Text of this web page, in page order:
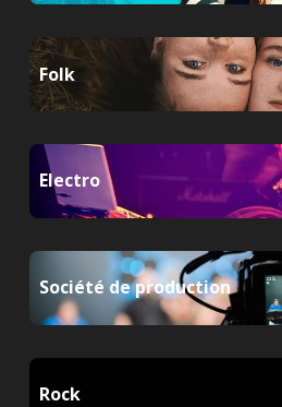
Folk
Electro
Société de production
Rock